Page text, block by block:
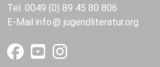
Tel. 0049 (0) 89 45 80 806
E-Mail info jugendliteratur.org